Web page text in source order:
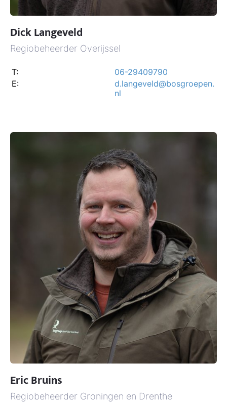
Dick Langeveld
Regiobeheerder Overijssel
T:
06-29409790
E:
d.langeveld@bosgroepen.
nl
Eric Bruins
Regiobeheerder Groningen en Drenthe